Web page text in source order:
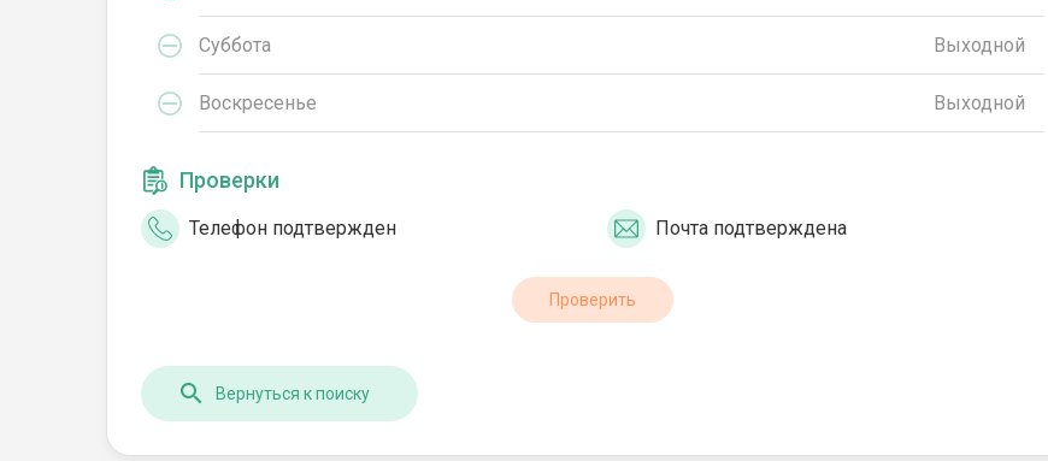
Суббота Выходной
Воскресенье Выходной
Проверки
Телефон подтвержден Почта подтверждена
Проверить
Вернуться к поиску